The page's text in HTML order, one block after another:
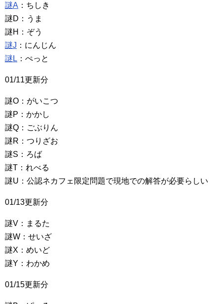
謎A ：ちしき
謎D：うま
謎H：ぞう
謎J ：にんじん
謎L ：ぺっと
01/11更新分
謎O：がいこつ
謎P：かかし
謎Q：ごぶりん
謎R：つりざお
謎S：ろば
謎T：れべる
謎U：公認ネカフェ限定問題で現地での解答が必要らしい
01/13更新分
謎V：まるた
謎W：せいざ
謎X：めいど
謎Y：わかめ
01/15更新分